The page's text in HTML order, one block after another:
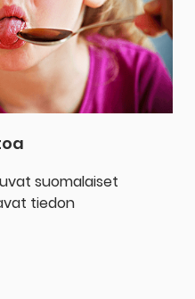
suomalaiset
tiedon